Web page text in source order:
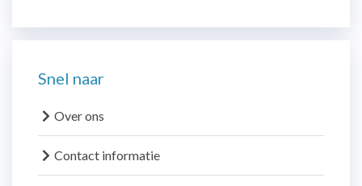
Snel naar
Over ons
Contact informatie